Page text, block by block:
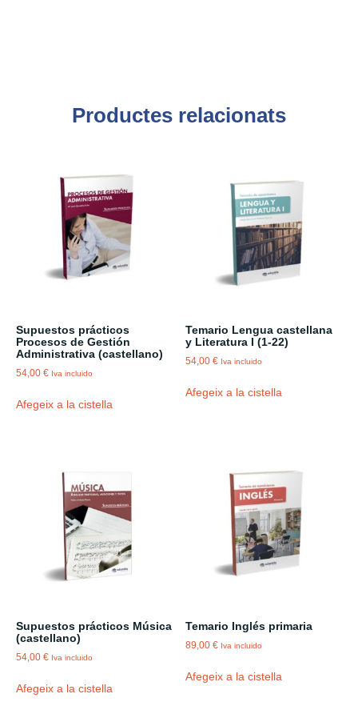
Productes relacionats
Supuestos prácticos
Procesos de Gestión
Administrativa (castellano)
54,00 € Iva incluido
Afegeix a la cistella
Temario Lengua castellana
y Literatura I (1-22)
54,00€ Iva incluido
Afegeix a la cistella
Supuestos prácticos Música
(castellano)
54,00 € Iva incluido
Afegeix a la cistella
Temario Inglés primaria
89,00€ Iva incluido
Afegeix a la cistella